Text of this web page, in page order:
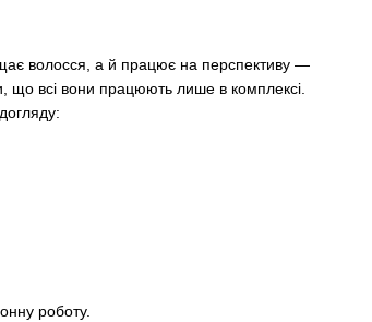
волосся, а й працює на перспективу —
що всі вони працюють лише в комплексі.
роботу.